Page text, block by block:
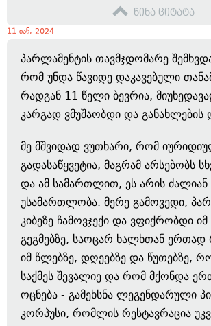
წინა ციტატა
11 იან, 2024
პარლამენტის თავმჯდომარე
რომ უნდა წავიდე დაკავებული
რადგან 11 წელი ბევრია,
კარგად ვმუშაობდი და
მე მშვიდად ვუთხარი, რომ
გადასაწყვეტია, მაგრამ არსებობს
და ამ სამართლით, ეს არის
უსამართლობა. მერე გამოვედი,
კიბეზე ჩამოვჯექი და ვფიქრობდი
გეგმებზე, საოცარ ხალხთან
იმ წლებზე, დღეებზე და წუთებზე,
საქმეს შევალიე და რომ მქონდა
ოცნება - გამეხსნა ლეგენდარული
კორპუსი, რომლის რესტავრაცია